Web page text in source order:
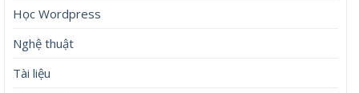
Học Wordpress
Nghệ thuật
Tài liệu